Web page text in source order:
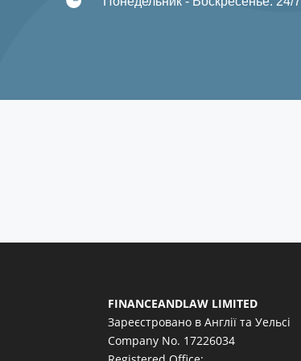
FINANCEANDLAW LIMITED
Зареєстровано в Англії та Уельсі
Company No. 17226034